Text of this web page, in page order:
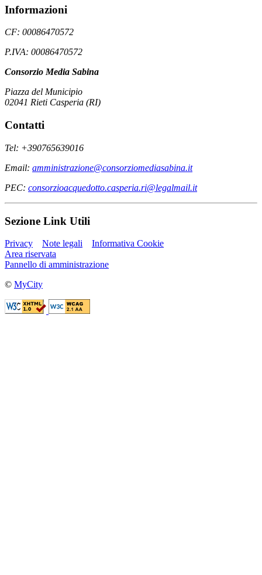
Informazioni
CF: 00086470572
P.IVA: 00086470572
Consorzio Media Sabina
Piazza del Municipio
02041 Rieti Casperia (RI)
Contatti
Tel: +390765639016
Email: amministrazione@consorziomediasabina.it
PEC: consorzioacquedotto.casperia.ri@legalmail.it
Sezione Link Utili
Privacy Note legali
Informativa Cookie
Area riservata
Pannello di amministrazione
© MyCity